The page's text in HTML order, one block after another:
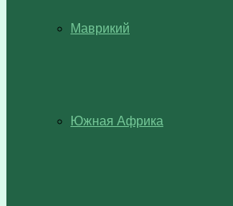
Маврикий
Южная Африка